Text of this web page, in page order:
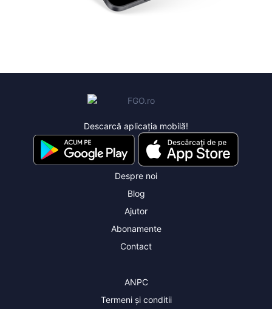
Descarcă aplicația mobilă!
Despre noi
Blog
Ajutor
Abonamente
Contact
ANPC
Termeni și conditii